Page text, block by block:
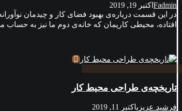
Fadmin اکتبر 19, 2019
در این قسمت درباره‌ی بهبود فضای کار و چیدمان
افتاده، محیطی کاریمان که خانه‌ی دوم ما نیز به حساب
تاریخچه‌ی طراحی محیط کار
فرشید عزیزیاکتبر 11, 2019